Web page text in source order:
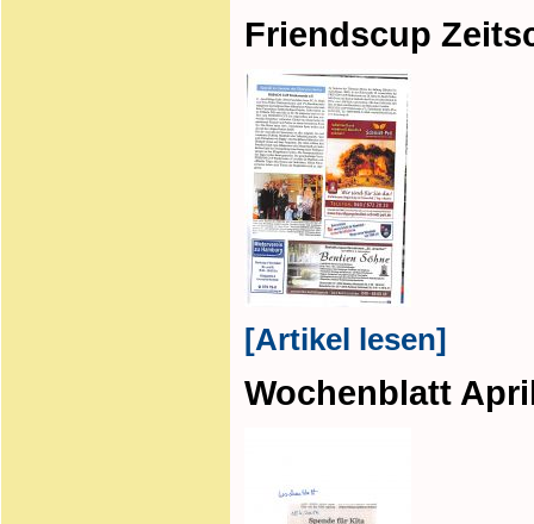
Friendscup
[Artikel lesen]
Wochenblatt